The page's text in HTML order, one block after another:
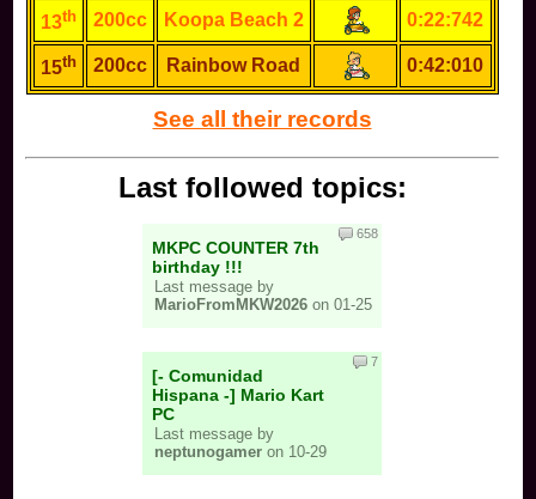
13th 200cc Koopa Beach 2 0:22:742
15th 200cc Rainbow Road 0:42:010
See all their records
Last followed topics:
MKPC COUNTER 7th
birthday !!!
Last message by
MarioFromMKW2026 on 01-25
658
[- Comunidad
Hispana -] Mario Kart
PC
Last message by
neptunogamer on 10-29
7